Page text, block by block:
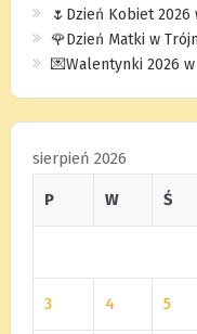
🌷Dzień Kobiet
🌹Dzień Matki w
💌Walentynki 2026
sierpień 2026
P W Ś
3 4 5